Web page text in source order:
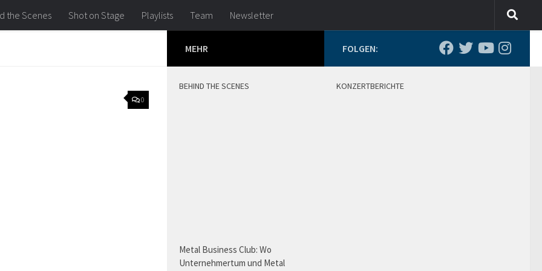
the Scenes Shot on Stage Playlists Team Newsletter
0
FOLGEN:
KONZERTBERICHTE
MEHR
BEHIND THE SCENES
Metal Business Club: Wo
Unternehmertum und Metal